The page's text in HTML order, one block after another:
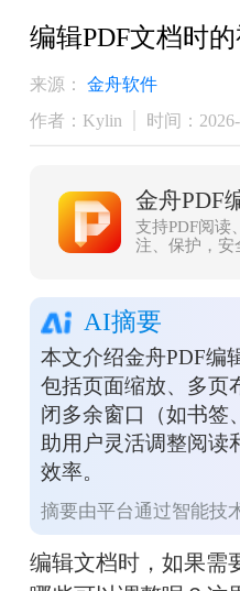
编辑PDF文档时
来源：
金舟软件
作者：Kylin
时间：
金舟PDF
支持PDF阅读
注、保护，安
AI摘要
本文介绍金舟PDF编
包括页面缩放、多页
闭多余窗口（如书签
助用户灵活调整阅读
效率。
摘要由平台通过智能技
编辑文档时，如果需